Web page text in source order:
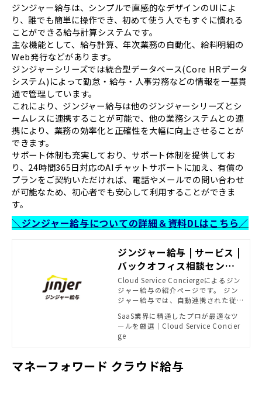
ジンジャー給与は、シンプルで直感的なデザインのUIによ
り、誰でも簡単に操作でき、初めて使う人でもすぐに慣れる
ことができる給与計算システムです。
主な機能として、給与計算、年次業務の自動化、給料明細の
Web発行などがあります。
ジンジャーシリーズでは統合型データベース(Core HRデータ
システム)によって勤怠・給与・人事労務などの情報を一基貫
通で管理しています。
これにより、ジンジャー給与は他のジンジャーシリーズとシ
ームレスに連携することが可能で、他の業務システムとの連
携により、業務の効率化と正確性を大幅に向上させることが
できます。
サポート体制も充実しており、サポート体制を提供してお
り、24時間365日対応のAIチャットサポートに加え、有償の
プランをご契約いただければ、電話やメールでの問い合わせ
が可能なため、初心者でも安心して利用することができま
す。
＼ジンジャー給与についての詳細＆資料DLはこちら／
ジンジャー給与 | サービス |
バックオフィス相談センタ
ー - SB C&Sがおすすめする
法務・経理ソリューション |
powered by Cloud Servic
e Concierge
Cloud Service Conciergeによるジン
ジャー給与の紹介ページです。 ジン
ジャー給与では、自動連携された従
計算‧賞与計算ができます。 蓄積し
た給与データを元に月変計算‧年末
調整も可能で、システム内で年間の
SaaS業界に精通したプロが最適なツ
ールを厳選｜Cloud Service Concier
ge
マネーフォワード クラウド給与